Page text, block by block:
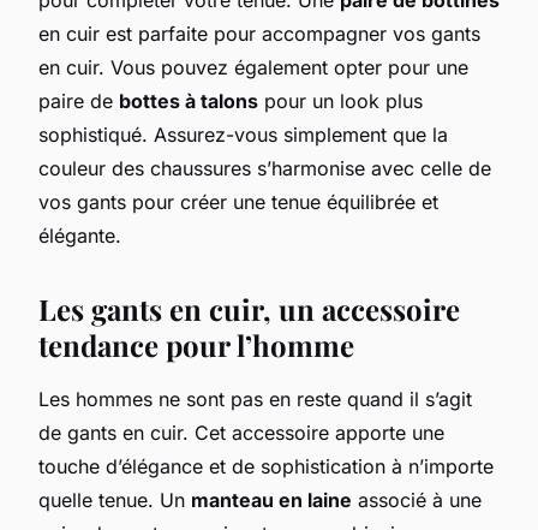
en cuir est parfaite pour accompagner vos gants
en cuir. Vous pouvez également opter pour une
paire de bottes à talons pour un look plus
sophistiqué. Assurez-vous simplement que la
couleur des chaussures s’harmonise avec celle de
vos gants pour créer une tenue équilibrée et
élégante.
Les gants en cuir, un accessoire
tendance pour l’homme
Les hommes ne sont pas en reste quand il s’agit
de gants en cuir. Cet accessoire apporte une
touche d’élégance et de sophistication à n’importe
quelle tenue. Un manteau en laine associé à une